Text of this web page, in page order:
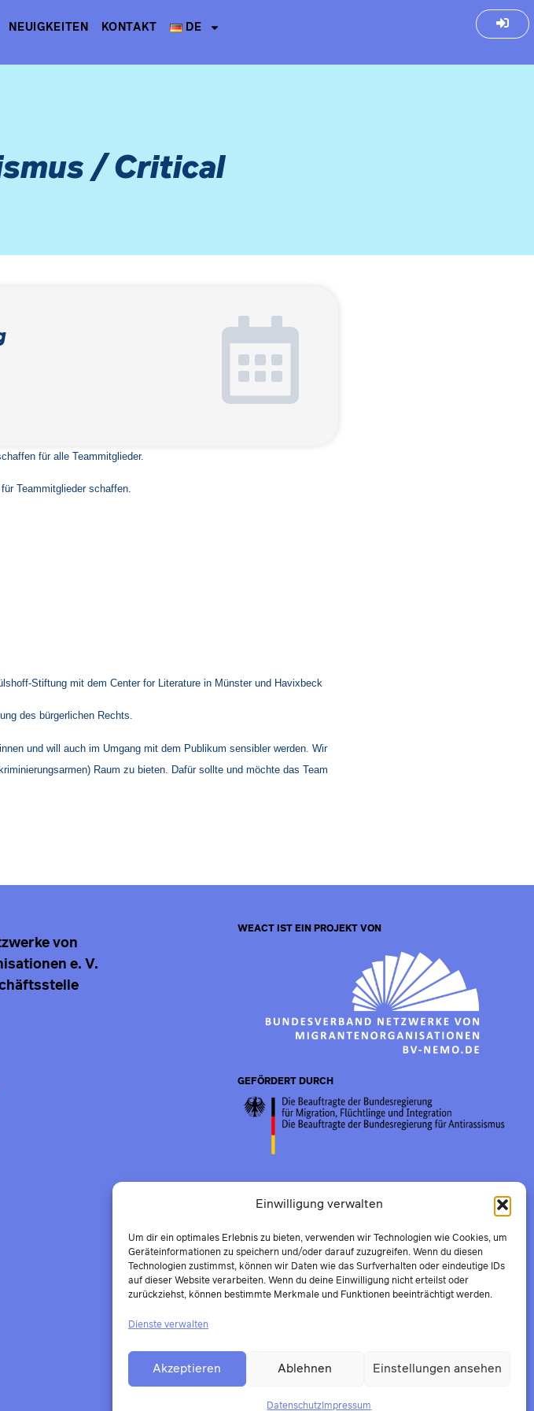
Einwilligung verwalten
Um dir ein optimales Erlebnis zu bieten, verwenden wir Technologien wie Cookies, um
Geräteinformationen zu speichern und/oder darauf zuzugreifen. Wenn du diesen
Technologien zustimmst, können wir Daten wie das Surfverhalten oder eindeutige IDs
auf dieser Website verarbeiten. Wenn du deine Einwilligung nicht erteilst oder
zurückziehst, können bestimmte Merkmale und Funktionen beeinträchtigt werden.
Dienste verwalten
Akzeptieren Ablehnen Einstellungen ansehen
Datenschutz Impressum
NEUIGKEITEN KONTAKT DE
/ Critical
für alle Teammitglieder.
Teammitglieder schaffen.
Stiftung mit dem Center for Literature in Münster und Havixbeck
des bürgerlichen Rechts.
und will auch im Umgang mit dem Publikum sensibler werden. Wir
Raum zu bieten. Dafür sollte und möchte das Team
von
e. V.
WEACT IST EIN PROJEKT VON
GEFÖRDERT DURCH